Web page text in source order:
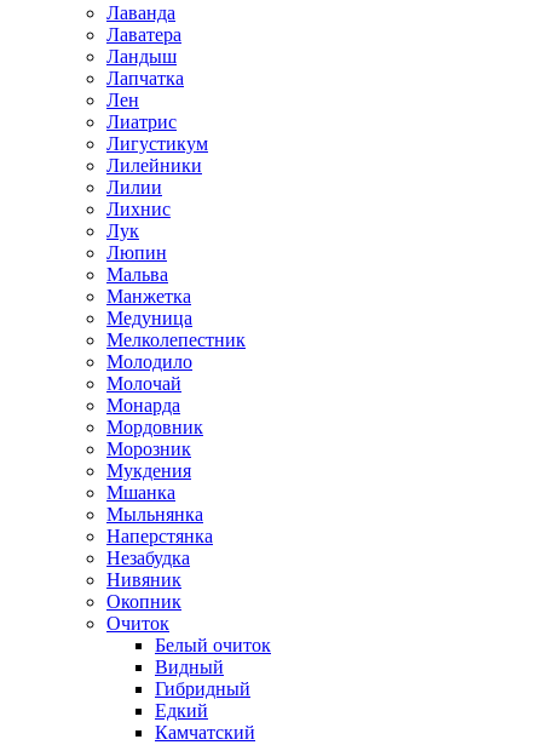
Лаванда
Лаватера
Ландыш
Лапчатка
Лен
Лиатрис
Лигустикум
Лилейники
Лилии
Лихнис
Лук
Люпин
Мальва
Манжетка
Медуница
Мелколепестник
Молодило
Молочай
Монарда
Мордовник
Морозник
Мукдения
Мшанка
Мыльнянка
Наперстянка
Незабудка
Нивяник
Окопник
Очиток
Белый очиток
Видный
Гибридный
Едкий
Камчатский